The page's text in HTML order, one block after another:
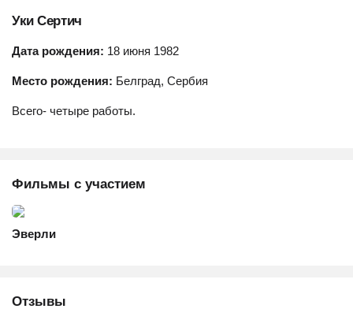
Уки Сертич
Дата рождения: 18 июня 1982
Место рождения: Белград, Сербия
Всего- четыре работы.
Фильмы с участием
Эверли
Отзывы